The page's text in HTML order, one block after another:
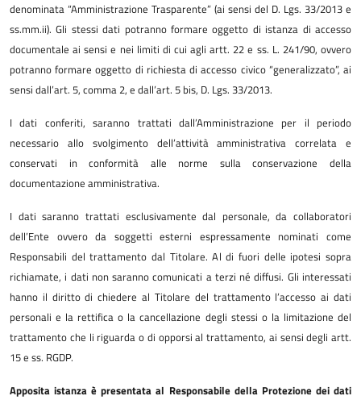
denominata “Amministrazione Trasparente” (ai sensi del D. Lgs. 33/2013 e
ss.mm.ii). Gli stessi dati potranno formare oggetto di istanza di accesso
documentale ai sensi e nei limiti di cui agli artt. 22 e ss. L. 241/90, ovvero
potranno formare oggetto di richiesta di accesso civico “generalizzato”, ai
sensi dall’art. 5, comma 2, e dall’art. 5 bis, D. Lgs. 33/2013.
I dati conferiti, saranno trattati dall’Amministrazione per il periodo
necessario allo svolgimento dell’attività amministrativa correlata e
conservati in conformità alle norme sulla conservazione della
documentazione amministrativa.
I dati saranno trattati esclusivamente dal personale, da collaboratori
dell’Ente ovvero da soggetti esterni espressamente nominati come
Responsabili del trattamento dal Titolare. Al di fuori delle ipotesi sopra
richiamate, i dati non saranno comunicati a terzi né diffusi. Gli interessati
hanno il diritto di chiedere al Titolare del trattamento l’accesso ai dati
personali e la rettifica o la cancellazione degli stessi o la limitazione del
trattamento che li riguarda o di opporsi al trattamento, ai sensi degli artt.
15 e ss. RGDP.
Apposita istanza è presentata al Responsabile della Protezione dei dati